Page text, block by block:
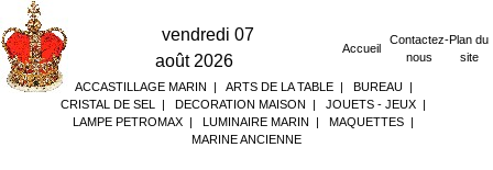
vendredi 07
août 2026
Accueil
Contactez-
nous
Plan du
site
ACCASTILLAGE MARIN | ARTS DE LA TABLE| BUREAU|
CRISTAL DE SEL
| DECORATION MAISON | JOUETS - JEUX |
LAMPE PETROMAX | LUMINAIRE MARIN | MAQUETTES |
MARINE ANCIENNE